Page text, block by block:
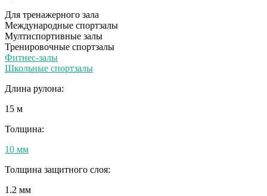
Для тренажерного зала
Международные спортзалы
Мултиспортивные залы
Тренировочные спортзалы
Фитнес-залы
Школьные спортзалы
Длина рулона:
15 м
Толщина:
10 мм
Толщина защитного слоя:
1.2 мм